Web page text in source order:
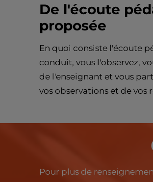
De l'écoute
proposée
En quoi consiste l'écoute
conduit, vous l'observez,
de l'enseignant et vous
vos observations et de vos
Pour plus de